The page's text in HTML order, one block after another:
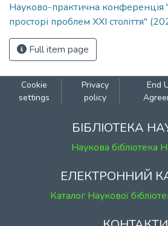
Науково-практична конференція
просторі проблем ХХІ століття"
Full item page
Cookie
settings
Privacy
policy
End
БІБЛІОТЕКА
Наукова бібліотека
ЕЛЕКТРОННИЙ
Каталог Наукової